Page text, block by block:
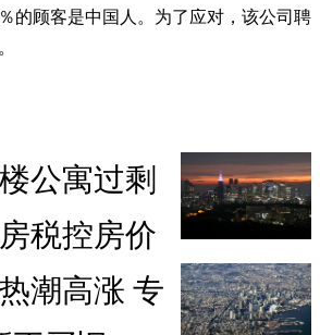
的顾客是中国人。为了应对，该公司聘
公寓过剩
税控房价
潮高涨 专